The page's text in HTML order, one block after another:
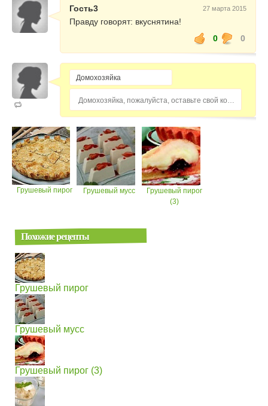
Гость3 27 марта 2015
Правду говорят: вкуснятина!
0
0
Домохозяйка, пожалуйста, оставьте свой комментарий...
Грушевый пирог Грушевый мусс
Грушевый пирог
(3)
Похожие рецепты
Грушевый пирог
Грушевый мусс
Грушевый пирог (3)